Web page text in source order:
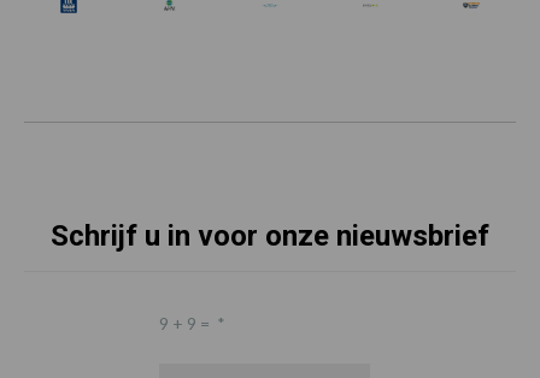
Schrijf u in voor onze nieuwsbrief
9 + 9 = *